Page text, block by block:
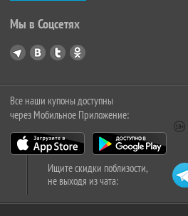
Мы в Соцсетях
Все наши купоны доступны
через Мобильное Приложение:
Ищите скидки поблизости,
не выходя из чата: